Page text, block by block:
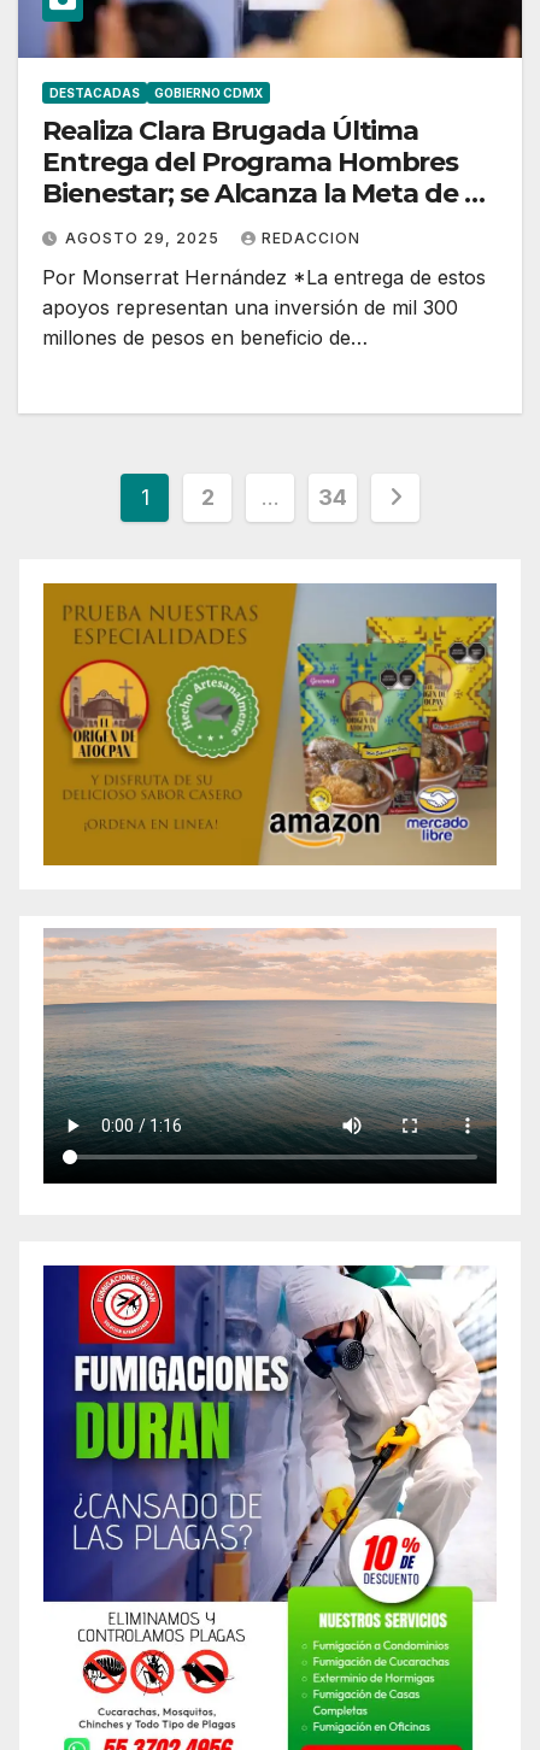
DESTACADAS GOBIERNO CDMX
Realiza Clara Brugada Última
Entrega del Programa Hombres
Bienestar; se Alcanza la Meta de 77
Mil Beneficiarios de 2025
AGOSTO 29, 2025 REDACCION
Por Monserrat Hernández *La entrega de estos
apoyos representan una inversión de mil 300
millones de pesos en beneficio de…
Paginación
entradas
1 2 … 34